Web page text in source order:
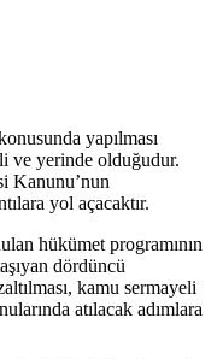
yapılması
ve yerinde olduğudur.
Kanunu’nun
yol açacaktır.
hükümet programının
dördüncü
kamu sermayeli
atılacak adımlara